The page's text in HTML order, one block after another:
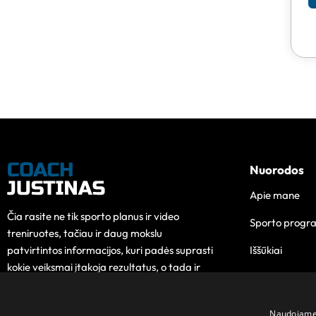
Čia rasite ne tik sporto planus ir video
treniruotes, tačiau ir daug mokslu
patvirtintos informacijos, kuri padės suprasti
kokie veiksmai įtakoja rezultatus, o tada ir
Nuorodos
Apie mane
Sporto
Iššūkiai